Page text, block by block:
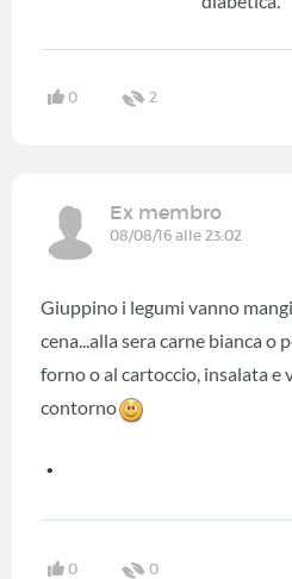
0 2
Ex membro
08/08/16 alle 23:02
Giuppino i legumi vanno
cena...alla sera carne bianca o
forno o al cartoccio, insalata e
contorno
0 0